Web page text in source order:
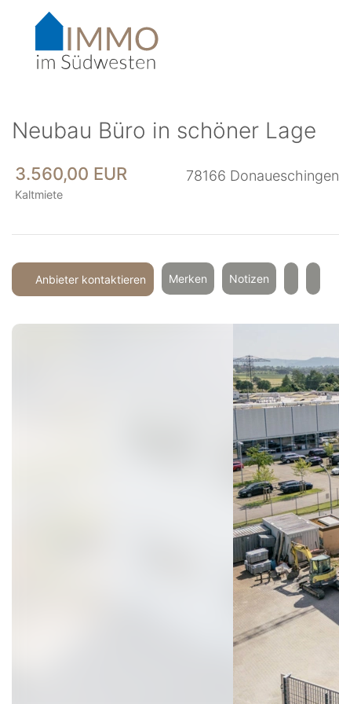
Accessibility-
Modus
Neubau Büro in schöner Lage
3.560,00 EUR
Kaltmiete
78166 Donaueschingen
Anbieter kontaktieren Merken Notizen